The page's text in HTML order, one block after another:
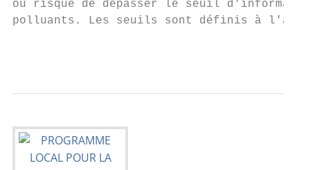
ou risque de dépasser le seuil
polluants. Les seuils sont définis à